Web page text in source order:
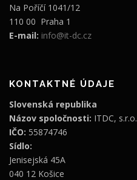
Na Poříčí 1041/12
110 00 Praha 1
E-mail: info@it-dc.cz
KONTAKTNÉ ÚDAJE
Slovenská republika
Názov spoločnosti: ITDC, s.r.o.
IČO: 55874746
Sídlo:
Jenisejská 45A
040 12 Košice